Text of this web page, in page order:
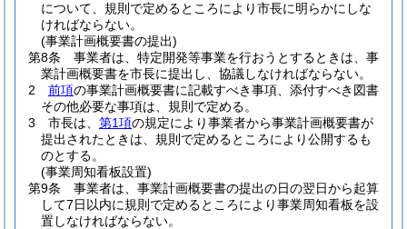
について、規則で定めるところにより市長に明らかにしな
ければならない。
(事業計画概要書の提出)
第8条
事業者は、特定開発等事業を行おうとするときは、事
業計画概要書を市長に提出し、協議しなければならない。
2
前項の事業計画概要書に記載すべき事項、添付すべき図書
その他必要な事項は、規則で定める。
3
市長は、 第1項の規定により事業者から事業計画概要書が
提出されたときは、規則で定めるところにより公開するも
のとする。
(事業周知看板設置)
第9条
事業者は、事業計画概要書の提出の日の翌日から起算
して7日以内に規則で定めるところにより事業周知看板を設
置しなければならない。